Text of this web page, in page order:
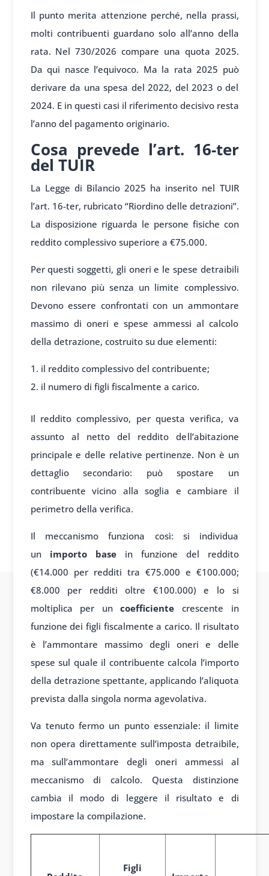
Il punto merita attenzione perché, nella prassi,
molti contribuenti guardano solo all’anno della
rata. Nel 730/2026 compare una quota 2025.
Da qui nasce l’equivoco. Ma la rata 2025 può
derivare da una spesa del 2022, del 2023 o del
2024. E in questi casi il riferimento decisivo resta
l’anno del pagamento originario.
Cosa prevede l’art. 16-ter
del TUIR
La Legge di Bilancio 2025 ha inserito nel TUIR
l’art. 16-ter, rubricato “Riordino delle detrazioni”.
La disposizione riguarda le persone fisiche con
reddito complessivo superiore a €75.000.
Per questi soggetti, gli oneri e le spese detraibili
non rilevano più senza un limite complessivo.
Devono essere confrontati con un ammontare
massimo di oneri e spese ammessi al calcolo
della detrazione, costruito su due elementi:
il reddito complessivo del contribuente;
il numero di figli fiscalmente a carico.
Il reddito complessivo, per questa verifica, va
assunto al netto del reddito dell’abitazione
principale e delle relative pertinenze. Non è un
dettaglio secondario: può spostare un
contribuente vicino alla soglia e cambiare il
perimetro della verifica.
Il meccanismo funziona così: si individua
un importo basein funzione del reddito
(€14.000 per redditi tra €75.000 e €100.000;
€8.000 per redditi oltre €100.000) e lo si
moltiplica per uncoefficiente crescente in
funzione dei figli fiscalmente a carico. Il risultato
è l’ammontare massimo degli oneri e delle
spese sul quale il contribuente calcola l’importo
della detrazione spettante, applicando l’aliquota
prevista dalla singola norma agevolativa.
Va tenuto fermo un punto essenziale: il limite
non opera direttamente sull’imposta detraibile,
ma sull’ammontare degli oneri ammessi al
meccanismo di calcolo. Questa distinzione
cambia il modo di leggere il risultato e di
impostare la compilazione.
Figli